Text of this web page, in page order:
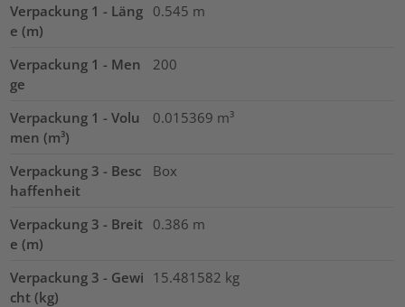
Verpackung 1 - Läng
e (m)
0.545 m
Verpackung 1 - Men
ge
200
Verpackung 1 - Volu
men (m³)
0.015369 m³
Verpackung 3 - Besc
haffenheit
Box
Verpackung 3 - Breit
e (m)
0.386 m
Verpackung 3 - Gewi
cht (kg)
15.481582 kg